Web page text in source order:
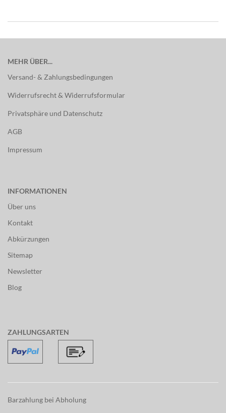
MEHR ÜBER...
Versand- & Zahlungsbedingungen
Widerrufsrecht & Widerrufsformular
Privatsphäre und Datenschutz
AGB
Impressum
INFORMATIONEN
Über uns
Kontakt
Abkürzungen
Sitemap
Newsletter
Blog
ZAHLUNGSARTEN
Barzahlung bei Abholung